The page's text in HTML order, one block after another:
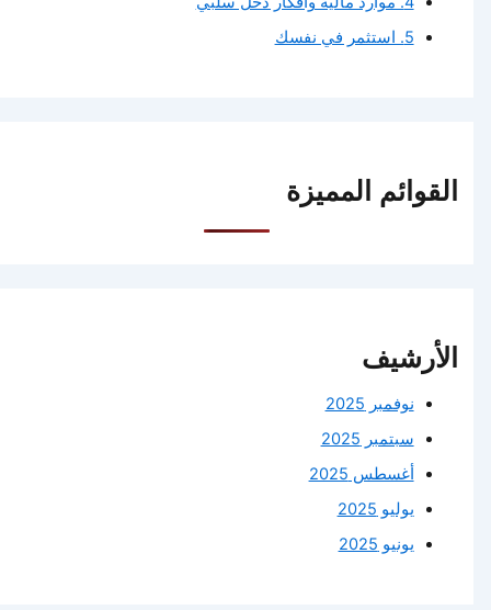
5. استثمر في نفسك
القوائم المميزة
الأرشيف
نوفمبر 2025
سبتمبر 2025
أغسطس 2025
يوليو 2025
يونيو 2025